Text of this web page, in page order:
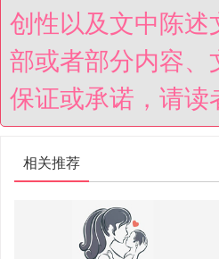
创性以及文中陈述
部或者部分内容、
保证或承诺，请读
相关推荐